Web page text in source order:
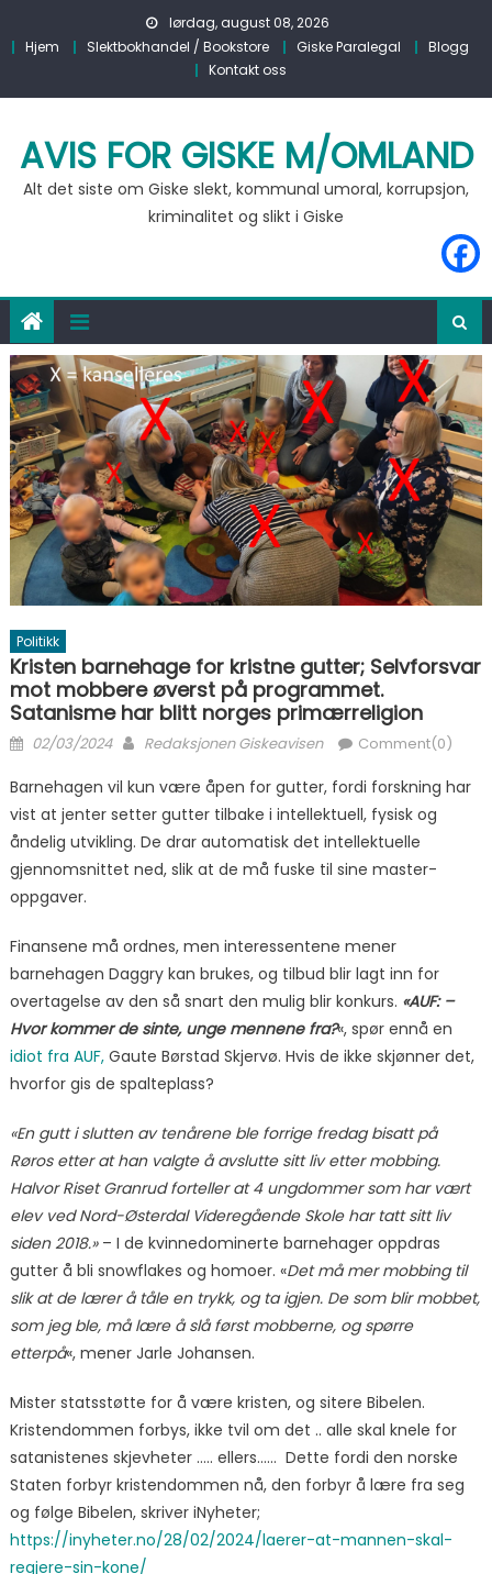
lørdag, august 08, 2026
Hjem
Slektbokhandel / Bookstore Giske Paralegal
Blogg
Kontakt oss
AVIS FOR GISKE M/OMLAND
Alt det siste om Giske slekt, kommunal umoral, korrupsjon,
kriminalitet og slikt i Giske
Politikk
Kristen barnehage for kristne gutter; Selvforsvar
mot mobbere øverst på programmet.
Satanisme har blitt norges primærreligion
Posted on
02/03/2024 Author
Redaksjonen Giskeavisen Comment(0)
Barnehagen vil kun være åpen for gutter, fordi forskning har
vist at jenter setter gutter tilbake i intellektuell, fysisk og
åndelig utvikling. De drar automatisk det intellektuelle
gjennomsnittet ned, slik at de må fuske til sine master-
oppgaver.
Finansene må ordnes, men interessentene mener
barnehagen Daggry kan brukes, og tilbud blir lagt inn for
overtagelse av den så snart den mulig blir konkurs. «AUF: –
Hvor kommer de sinte, unge mennene fra?«, spør ennå en
idiot fra AUF, Gaute Børstad Skjervø. Hvis de ikke skjønner det,
hvorfor gis de spalteplass?
«En gutt i slutten av tenårene ble forrige fredag bisatt på
Røros etter at han valgte å avslutte sitt liv etter mobbing.
Halvor Riset Granrud forteller at 4 ungdommer som har vært
elev ved Nord-Østerdal Videregående Skole har tatt sitt liv
siden 2018.» – I de kvinnedominerte barnehager oppdras
gutter å bli snowflakes og homoer. «Det må mer mobbing til
slik at de lærer å tåle en trykk, og ta igjen. De som blir mobbet,
som jeg ble, må lære å slå først mobberne, og spørre
etterpå«, mener Jarle Johansen.
Mister statsstøtte for å være kristen, og sitere Bibelen.
Kristendommen forbys, ikke tvil om det .. alle skal knele for
satanistenes skjevheter ….. ellers…… Dette fordi den norske
Staten forbyr kristendommen nå, den forbyr å lære fra seg
og følge Bibelen, skriver iNyheter;
https://inyheter.no/28/02/2024/laerer-at-mannen-skal-
regjere-sin-kone/